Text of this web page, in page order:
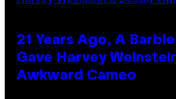
21 Years Ago, A
Gave Harvey
Awkward Cameo